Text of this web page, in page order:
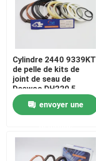
Maison
Produits
Vidéos
Visite d'usine
Cylindre 2440 9339KT
de pelle de kits de
joint de seau de
Daewoo DH220 5
envoyer une